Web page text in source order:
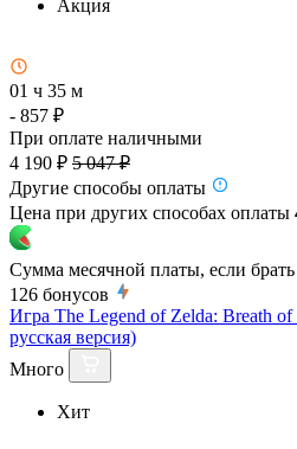
Акция
01 ч 35 м
- 857 ₽
При оплате наличными
4 190 ₽ 5 047 ₽
Другие способы оплаты
Цена при других способах оплаты
Сумма месячной платы, если
126 бонусов
Игра The Legend of Zelda: Breath
русская версия)
Много
Хит